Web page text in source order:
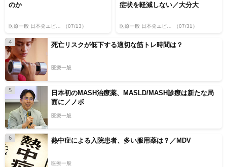
のか
医療一般 日本発エビデンス （07/13）
症状を軽減しない／大分大
医療一般 日本発エビデンス （07/31）
4 死亡リスクが低下する適切な筋トレ時間は？
医療一般
5
日本初のMASH治療薬、MASLD/MASH診療は新たな局
面に／ノボ
医療一般
6 熱中症による入院患者、多い服用薬は？／MDV
医療一般